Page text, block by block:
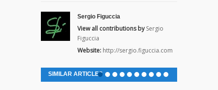
Sergio Figuccia
View all contributions by Sergio
Figuccia
Website: http://sergio.figuccia.com
SIMILAR ARTICLES